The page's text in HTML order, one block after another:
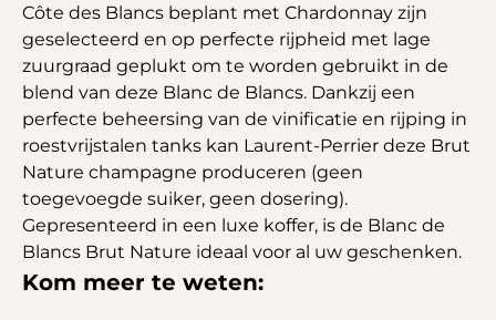
Côte des Blancs beplant met Chardonnay zijn
geselecteerd en op perfecte rijpheid met lage
zuurgraad geplukt om te worden gebruikt in de
blend van deze Blanc de Blancs. Dankzij een
perfecte beheersing van de vinificatie en rijping in
roestvrijstalen tanks kan Laurent-Perrier deze Brut
Nature champagne produceren (geen
toegevoegde suiker, geen dosering).
Gepresenteerd in een luxe koffer, is de Blanc de
Blancs Brut Nature ideaal voor al uw geschenken.
Kom meer te weten: